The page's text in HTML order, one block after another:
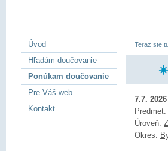
Teraz ste
7.7.
Predmet:
Úroveň:
Okres:
Úvod
Hľadám doučovanie
Ponúkam doučovanie
Pre Váš web
Kontakt